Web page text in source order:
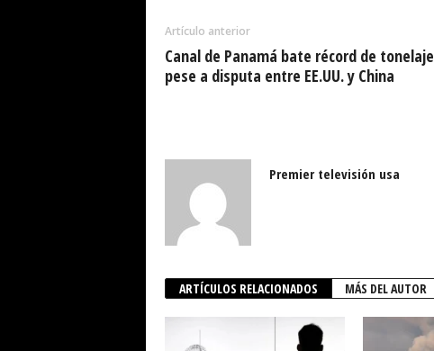
Artículo anterior
Canal de Panamá bate récord de tonelaje
pese a disputa entre EE.UU. y China
Premier televisión usa
ARTÍCULOS RELACIONADOS MÁS DEL AUTOR